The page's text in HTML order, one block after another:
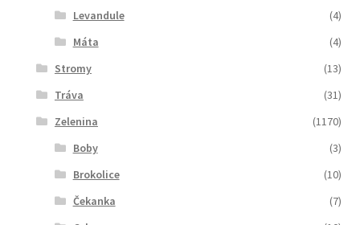
Levandule
(4)
Máta
(4)
Stromy
(13)
Tráva
(31)
Zelenina
(1170)
Boby
(3)
Brokolice
(10)
Čekanka
(7)